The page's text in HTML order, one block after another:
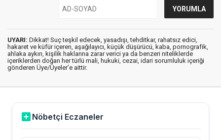
UYARI: Dikkat! Suç teşkil edecek, yasadışı, tehditkar, rahatsız edici,
hakaret ve küfür içeren, aşağılayıcı, küçük düşürücü, kaba, pornografik,
ahlaka aykırı, kişilik haklarına zarar verici ya da benzeri niteliklerde
içeriklerden doğan her türlü mali, hukuki, cezai, idari sorumluluk içeriği
gönderen Üye/Üyeler’e aittir.